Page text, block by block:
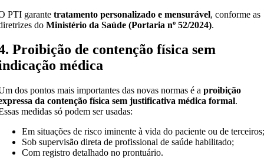
PTI garantetratamento personalizado e mensurável, conforme as
doMinistério da Saúde (Portaria nº 52/2024).
Proibição de contenção física sem
médica
dos pontos mais importantes das novas normas é aproibição
da contenção física sem justificativa médica formal.
medidas só podem ser usadas:
Em situações de risco iminente à vida do paciente ou de
Sob supervisão direta de profissional de saúde habilitado;
Com registro detalhado no prontuário.